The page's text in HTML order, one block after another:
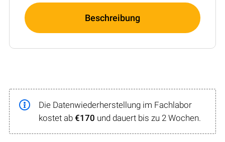
Beschreibung
Die Datenwiederherstellung im Fachlabor
kostet ab €170 und dauert bis zu 2 Wochen.